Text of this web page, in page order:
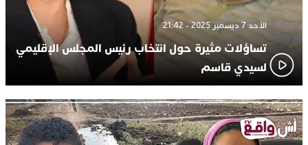
الأحد 7 ديسمبر 2025 - 21:42
تساؤلات مثيرة حول انتخاب رئيس المجلس الإقليمي
لسيدي قاسم